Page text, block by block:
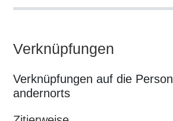
Verknüpfungen
Verknüpfungen auf die Person
andernorts